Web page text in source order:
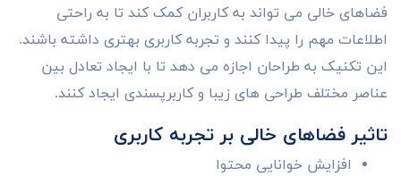
فضاهای خالی می تواند به کاربران کمک کند تا به راحتی
اطلاعات مهم را پیدا کنند و تجربه کاربری بهتری داشته باشند.
این تکنیک به طراحان اجازه می دهد تا با ایجاد تعادل بین
عناصر مختلف طراحی های زیبا و کاربرپسندی ایجاد کنند.
تاثیر فضاهای خالی بر تجربه کاربری
افزایش خوانایی محتوا